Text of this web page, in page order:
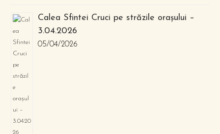
Calea Sfintei Cruci pe străzile orașului –
3.04.2026
05/04/2026